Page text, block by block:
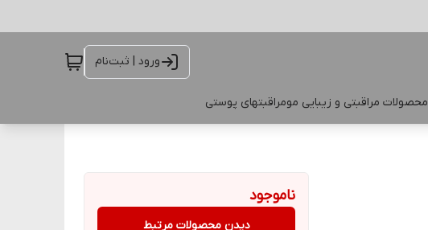
ورود | ثبت‌نام
محصولات مراقبتی و زیبایی مومراقبتهای پوستی
ناموجود
دیدن محصولات مرتبط